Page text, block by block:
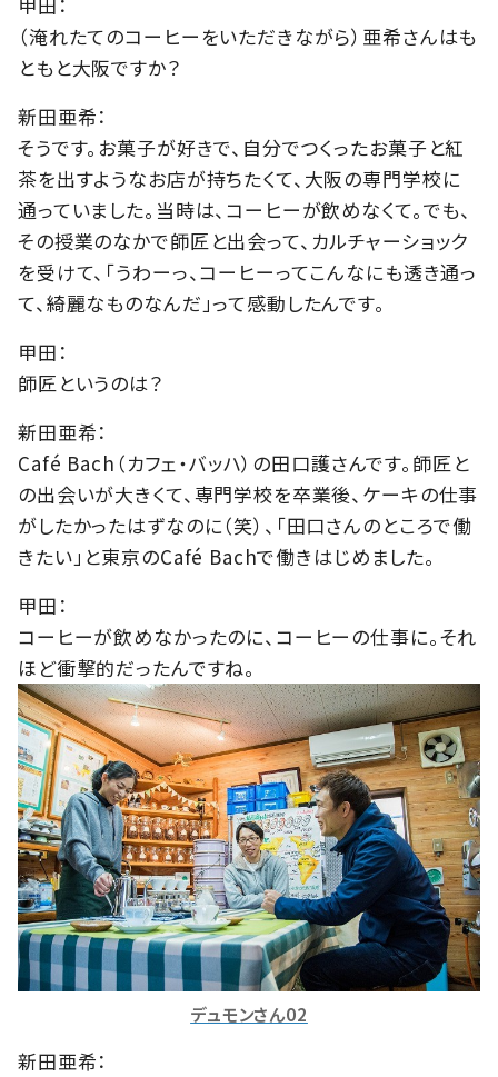
（淹れたてのコーヒーをいただきながら）亜希さんはも
ともと大阪ですか？
新田亜希：
そうです。お菓子が好きで、自分でつくったお菓子と紅
茶を出すようなお店が持ちたくて、大阪の専門学校に
通っていました。当時は、コーヒーが飲めなくて。でも、
その授業のなかで師匠と出会って、カルチャーショック
を受けて、「うわーっ、コーヒーってこんなにも透き通っ
て、綺麗なものなんだ」って感動したんです。
甲田：
師匠というのは？
新田亜希：
Café Bach（カフェ・バッハ）の田口護さんです。師匠と
の出会いが大きくて、専門学校を卒業後、ケーキの仕事
がしたかったはずなのに（笑）、「田口さんのところで働
きたい」と東京のCafé Bachで働きはじめました。
甲田：
コーヒーが飲めなかったのに、コーヒーの仕事に。それ
ほど衝撃的だったんですね。
デュモンさん02
新田亜希：